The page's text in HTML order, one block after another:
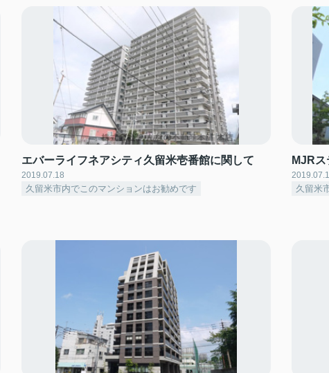
エバーライフネアシティ久留米壱番館に関して
2019.07.18
久留米市内でこのマンションはお勧めです
MJRス
久留米